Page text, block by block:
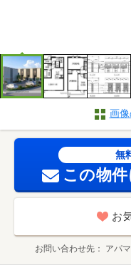
画像
無
この物
お
お問い合わせ先 アパ